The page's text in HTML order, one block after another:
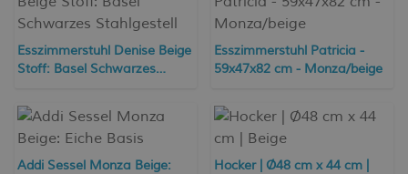
Esszimmerstuhl Denise Beige
Stoff: Basel Schwarzes
Esszimmerstuhl Patricia -
59x47x82 cm - Monza/beige
Addi Sessel Monza Beige:
Hocker | Ø48 cm x 44 cm |